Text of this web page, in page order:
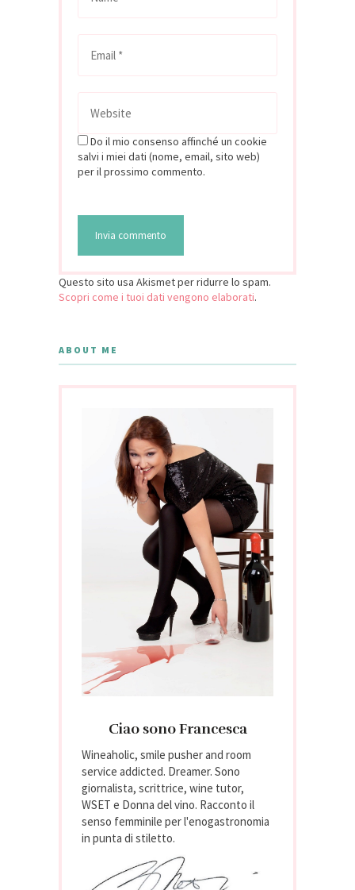
Do il mio consenso affinché un cookie
salvi i miei dati (nome, email, sito web)
per il prossimo commento.
Questo sito usa Akismet per ridurre lo spam.
Scopri come i tuoi dati vengono elaborati.
ABOUT ME
Ciao sono Francesca
Wineaholic, smile pusher and room
service addicted. Dreamer. Sono
giornalista, scrittrice, wine tutor,
WSET e Donna del vino. Racconto il
senso femminile per l'enogastronomia
in punta di stiletto.